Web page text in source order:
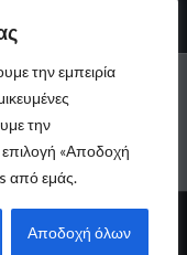
την εμπειρία
την
επιλογή «Αποδοχή
από εμάς.
Αποδοχή όλων
ΕΠΙΚΟΙΝΩΝΊΑ
δικαιώματος ·